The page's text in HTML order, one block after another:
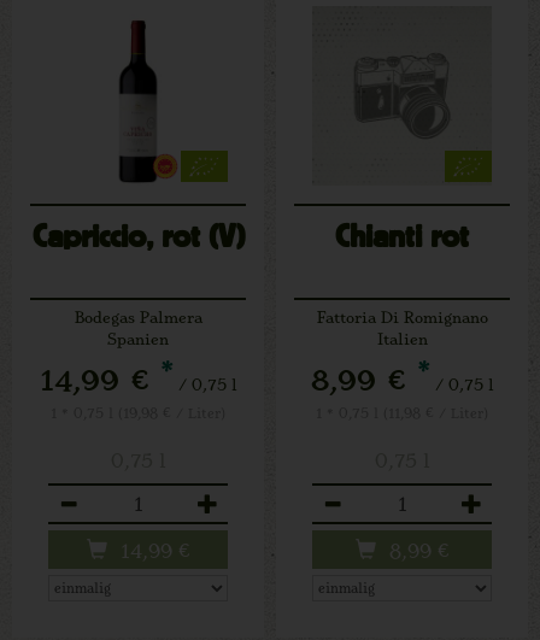
Capriccio, rot (V)
Bodegas Palmera
Spanien
14,99 € * / 0,75 l
14,99 €
Chianti rot
Fattoria Di Romignano
Italien
8,99 € * / 0,75 l
8,99 €